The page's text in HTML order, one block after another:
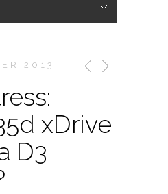
2013
xDrive
D3